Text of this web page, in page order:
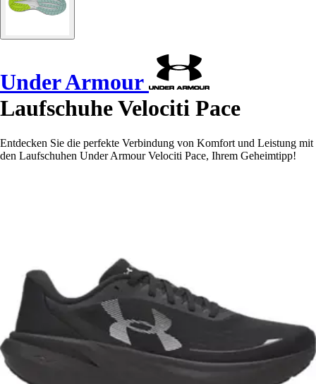
Under Armour
Laufschuhe Velociti Pace
Entdecken Sie die perfekte Verbindung von Komfort und Leistung mit
den Laufschuhen Under Armour Velociti Pace, Ihrem Geheimtipp!